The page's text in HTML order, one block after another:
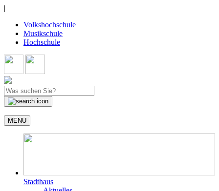
|
Volkshochschule
Musikschule
Hochschule
MENU
Stadthaus